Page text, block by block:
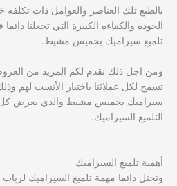
بالطبع تلك العناصر والعوامل ذات
الجوده والكفاءه الكبيرة التي تجعلنا
تلميع سيراميك بخميس مشيط.
ومن اجل ذلك نقدم لكم المزيد من
تسمح لكل عملائنا باختيار الأنسب لهم
سيراميك بخميس مشيط والذي يعرض كل
التلميع السيراميك.
أهمية تلميع السيراميك
وتحتل دائما مهمة تلميع السيراميك